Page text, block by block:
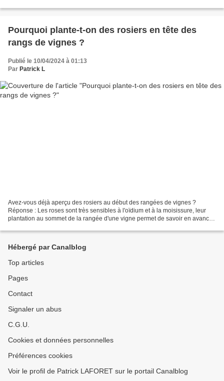
Pourquoi plante-t-on des rosiers en tête des
rangs de vignes ?
Publié le 10/04/2024 à 01:13
Par Patrick L
Avez-vous déjà aperçu des rosiers au début des rangées de vignes ?
Réponse : Les roses sont très sensibles à l'oïdium et à la moisissure, leur
plantation au sommet de la rangée d'une vigne permet de savoir en avance
Hébergé par Canalblog
Top articles
Pages
Contact
Signaler un abus
C.G.U.
Cookies et données personnelles
Préférences cookies
Voir le profil de Patrick LAFORET sur le portail Canalblog